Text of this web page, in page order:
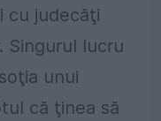
cu judecăţi
Singurul lucru
unui
că ţinea să